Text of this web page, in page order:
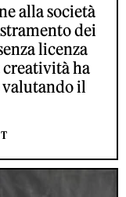
alla società
dei
licenza
ha
valutando il